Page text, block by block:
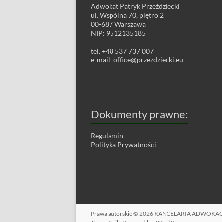
Adwokat Patryk Przeździecki
ul. Wspólna 70, piętro 2
00-687 Warszawa
NIP: 9512135185
tel. +48 537 737 007
e-mail: office@przezdziecki.eu
Dokumenty prawne:
Regulamin
Polityka Prywatności
Prawa autorskie © 2026 KANCELARIA